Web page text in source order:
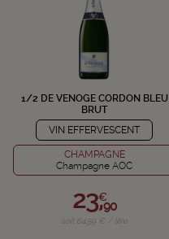
1/2 DE VENOGE CORDON BLEU
BRUT
VIN EFFERVESCENT
CHAMPAGNE
Champagne AOC
23,€
90
soit 64,59 € / litre